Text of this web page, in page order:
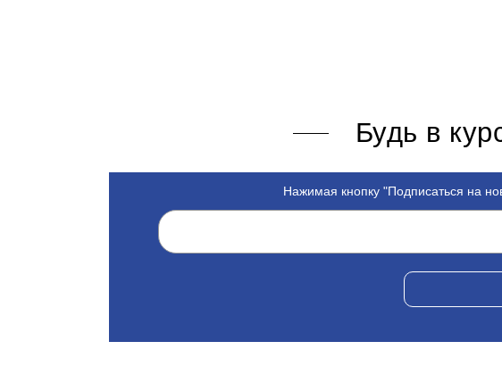
Будь в
Нажимая кнопку "Подписаться на